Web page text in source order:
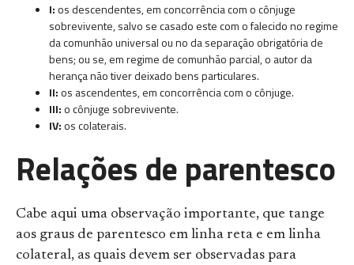
I:os descendentes, em concorrência com o cônjuge
sobrevivente, salvo se casado este com o falecido no regime
da comunhão universal ou no da separação obrigatória de
bens; ou se, em regime de comunhão parcial, o autor da
herança não tiver deixado bens particulares.
II:os ascendentes, em concorrência com o cônjuge.
III:o cônjuge sobrevivente.
IV:os colaterais.
Relações de parentesco
Cabe aqui uma observação importante, que tange
aos graus de parentesco em linha reta e em linha
colateral, as quais devem ser observadas para